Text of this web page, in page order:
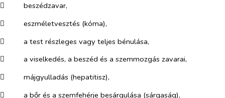
​
beszédzavar,
​
eszméletvesztés (kóma),
​
a test részleges vagy teljes bénulása,
​
a viselkedés, a beszéd és a szemmozgás zavarai,
​
májgyulladás (hepatitisz),
​
a bőr és a szemfehérje besárgulása (sárgaság),